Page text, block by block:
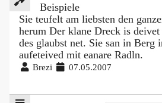
Beispiele
Sie teufelt am liebsten den
herum Der klane Dreck is
des glaubst net. Sie san in Berg
aufeteived mit eanare Radln.
Brezi 07.05.2007